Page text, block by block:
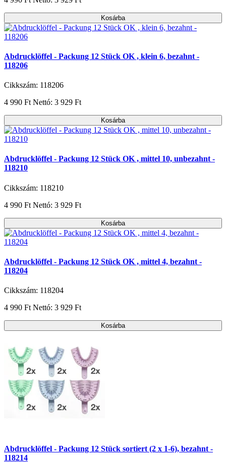
Kosárba
Abdrucklöffel - Packung 12 Stück OK , klein 6, bezahnt -
118206
Cikkszám: 118206
4 990 Ft Nettó: 3 929 Ft
Kosárba
Abdrucklöffel - Packung 12 Stück OK , mittel 10, unbezahnt -
118210
Cikkszám: 118210
4 990 Ft Nettó: 3 929 Ft
Kosárba
Abdrucklöffel - Packung 12 Stück OK , mittel 4, bezahnt -
118204
Cikkszám: 118204
4 990 Ft Nettó: 3 929 Ft
Kosárba
Abdrucklöffel - Packung 12 Stück sortiert (2 x 1-6), bezahnt -
118214